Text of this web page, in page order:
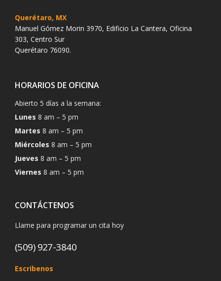
Querétaro, MX
Manuel Gómez Morin 3970, Edificio La Cantera, Oficina
303, Centro Sur
Querétaro 76090.
HORARIOS DE OFICINA
Abierto 5 días a la semana:
Lunes 8 am – 5 pm
Martes 8 am – 5 pm
Miércoles 8 am – 5 pm
Jueves 8 am – 5 pm
Viernes 8 am – 5 pm
CONTÁCTENOS
Llame para programar un cita hoy
(509) 927-3840
Escribenos